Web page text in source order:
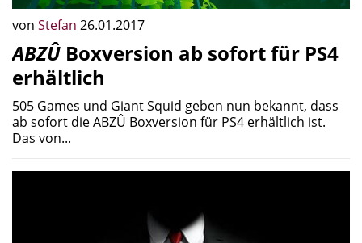
von Stefan 26.01.2017
ABZÛ Boxversion ab sofort für PS4
erhältlich
505 Games und Giant Squid geben nun bekannt, dass
ab sofort die ABZÛ Boxversion für PS4 erhältlich ist.
Das von...